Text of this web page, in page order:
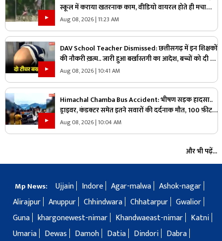
स्कूल में कराया खतरनाक काम, वीडियो वायरल होते ही मचा
हड़कंप
Aug 08, 2026 | 11:23 AM
DAV School Teacher Dismissed: छत्तीसगढ़ में इन शिक्षकों
की नौकरी ख़त्म.. जारी हुआ बर्खास्तगी का आदेश, बच्चों को दी थी
ये तालिबानी सजा
Aug 08, 2026 | 10:41 AM
Himachal Chamba Bus Accident: भीषण सड़क हादसा..
ड्राइवर, कंडक्टर समेत इतने सवारों की दर्दनाक मौत, 100 फ़ीट
की गहराई में जा गिरी बस
Aug 08, 2026 | 10:04 AM
और भी पढ़ें...
Mp News: Ujjain Indore Agar-malwa Ashok-nagar
Alirajpur Anuppur Chhindwara Chhatarpur Gwalior
Guna khargonewest-nimar Khandwaeast-nimar
Katni
Umaria
Dewas Damoh Datia Dindori
Dabra